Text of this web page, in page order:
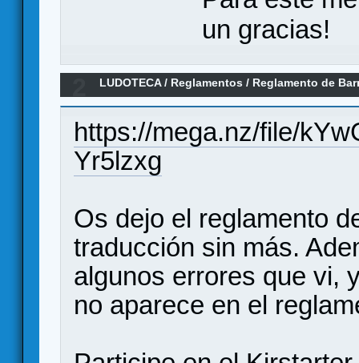
un gracias!
LUDOTECA/ Reglamentos / Reglamento de
https://mega.nz/file/
Yr5lzxg
Os dejo el reglamento
traducción sin más.
algunos errores que vi,
no aparece en el